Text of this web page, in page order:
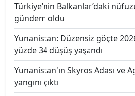
Türkiye’nin Balkanlar’daki
gündem oldu
Yunanistan: Düzensiz göçte
yüzde 34 düşüş yaşandı
Yunanistan'ın Skyros Adası ve
yangını çıktı